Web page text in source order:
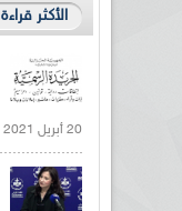
الأكثر قراءة
20 أبريل 2021 |